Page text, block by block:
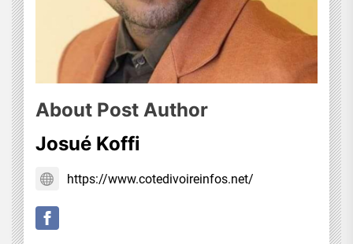
About Post Author
Josué Koffi
https://www.cotedivoireinfos.net/